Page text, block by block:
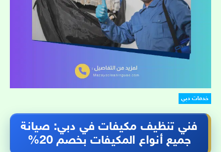
خدمات دبي
فني تنظيف مكيفات في دبي: صيانة
جميع أنواع المكيفات بخصم 20%